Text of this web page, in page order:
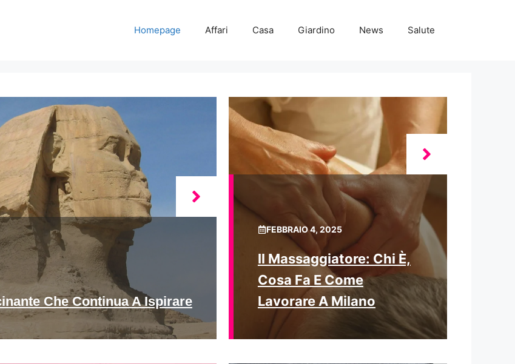
Homepage Affari Casa Giardino News Salute
Che Continua A Ispirare
FEBBRAIO 4, 2025
Il Massaggiatore: Chi È,
Cosa Fa E Come
Lavorare A Milano